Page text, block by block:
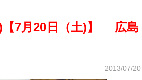
【7月20日（土)】 広島
2013/07/20